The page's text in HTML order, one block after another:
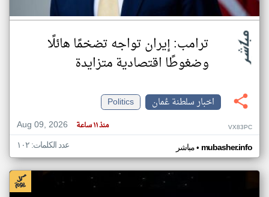
ترامب: إيران تواجه تضخمًا هائلًا
وضغوطًا اقتصادية متزايدة
اخبار سلطنة عُمان
Politics
Aug 09, 2026
منذ ١١ ساعة VX83PC
مباشر• mubasher.info عدد الكلمات: ١٠٢